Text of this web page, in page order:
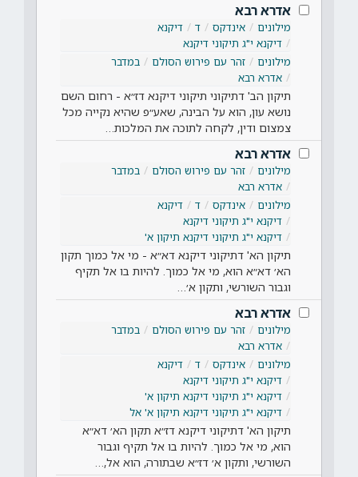
אדרא רבא
מילונים אינדקס ד
דיקנא
דיקנא י"ג תיקוני דיקנא
מילונים
זהר עם פירוש הסולם
במדבר
אדרא רבא
תיקון הב' דתיקוני תיקוני דיקנא דז״א - רחום השם
נושא עון, הוא על הבינה, שאע״פ שהיא נקייה מכל
צמצום ודין, לקחה לתוכה את המלכות…
אדרא רבא
מילונים זהר עם פירוש הסולם
במדבר
אדרא רבא
מילונים
אינדקס ד
דיקנא
דיקנא י"ג תיקוני דיקנא
דיקנא י"ג תיקוני דיקנא תיקון א'
תיקון הא' דתיקוני דיקנא דא״א - מי אל כמוך תקון
הא׳ דא״א הוא, מי אל כמוך. להיות בו אל תקיף
וגבור השורשי, ותקון א׳…
אדרא רבא
מילונים זהר עם פירוש הסולם
במדבר
אדרא רבא
מילונים
אינדקס ד
דיקנא
דיקנא י"ג תיקוני דיקנא
דיקנא י"ג תיקוני דיקנא תיקון א'
דיקנא י"ג תיקוני דיקנא תיקון א' אל
תיקון הא' דתיקוני דיקנא דז״א תקון הא׳ דא״א
הוא, מי אל כמוך. להיות בו אל תקיף וגבור
השורשי, ותקון א׳ דז״א שבתורה, הוא אל,…